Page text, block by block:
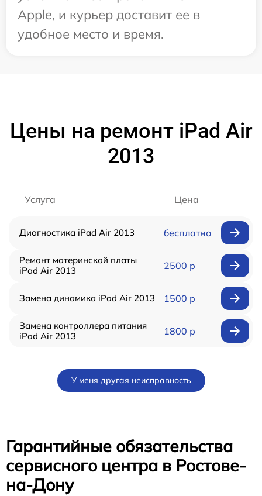
Apple, и курьер доставит ее в
удобное место и время.
Цены на ремонт iPad Air
2013
Услуга Цена
Диагностика iPad Air 2013 бесплатно
Ремонт материнской платы
iPad Air 2013
2500 р
Замена динамика iPad Air 2013 1500 р
Замена контроллера питания
iPad Air 2013
1800 р
У меня другая неисправность
Гарантийные обязательства
сервисного центра в Ростове-
на-Дону